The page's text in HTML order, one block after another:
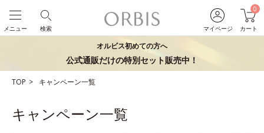
マイページ
0
カート
検索
メニュー
オルビス初めての方へ
公式通販だけの特別セット販売中！
TOP キャンペーン一覧
キャンペーン一覧